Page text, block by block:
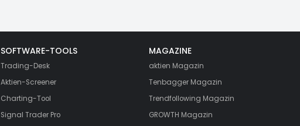
SOFTWARE-TOOLS
Trading-Desk
Aktien-Screener
Charting-Tool
Signal Trader Pro
MAGAZINE
aktien Magazin
Tenbagger Magazin
Trendfollowing Magazin
GROWTH Magazin